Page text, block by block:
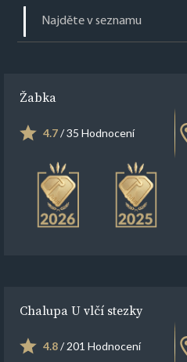
Žabka
4.7/ 35 Hodnocení
Chalupa U vlčí stezky
4.8/ 201 Hodnocení